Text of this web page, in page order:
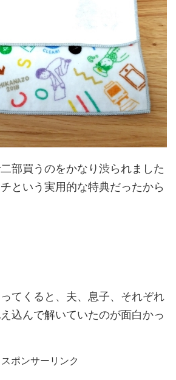
部買うのをかなり渋られました
という実用的な特典だったから
てくると、夫、息子、それぞれ
込んで解いていたのが面白かっ
スポンサーリンク